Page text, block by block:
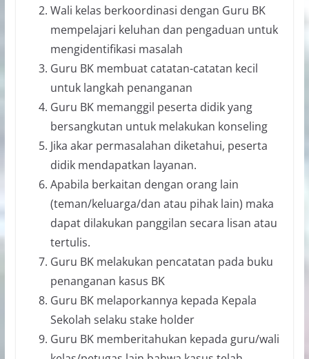
Wali kelas berkoordinasi dengan Guru BK
mempelajari keluhan dan pengaduan untuk
mengidentifikasi masalah
Guru BK membuat catatan-catatan kecil
untuk langkah penanganan
Guru BK memanggil peserta didik yang
bersangkutan untuk melakukan konseling
Jika akar permasalahan diketahui, peserta
didik mendapatkan layanan.
Apabila berkaitan dengan orang lain
(teman/keluarga/dan atau pihak lain) maka
dapat dilakukan panggilan secara lisan atau
tertulis.
Guru BK melakukan pencatatan pada buku
penanganan kasus BK
Guru BK melaporkannya kepada Kepala
Sekolah selaku stake holder
Guru BK memberitahukan kepada guru/wali